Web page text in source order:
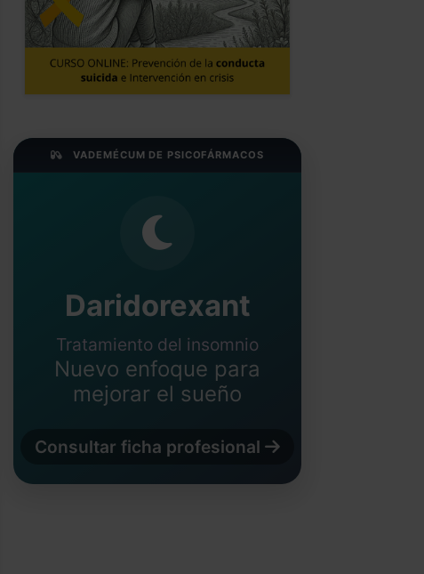
VADEMÉCUM DE PSICOFÁRMACOS
Daridorexant
Tratamiento del insomnio
Nuevo enfoque para
mejorar el sueño
Consultar ficha profesional